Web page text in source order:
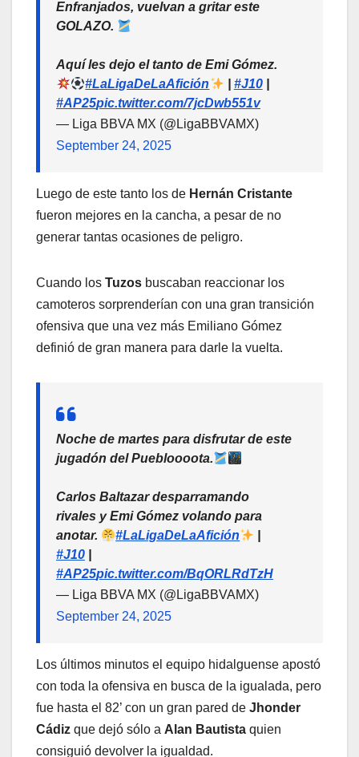
Enfranjados, vuelvan a gritar este
GOLAZO.
Aquí les dejo el tanto de Emi Gómez.
#LaLigaDeLaAfición
#J10|
#AP25pic.twitter.com/7jcDwb551v
— Liga BBVA MX (@LigaBBVAMX)
September 24, 2025
Luego de este tanto los de Hernán Cristante
fueron mejores en la cancha, a pesar de no
generar tantas ocasiones de peligro.
Cuando los Tuzos buscaban reaccionar los
camoteros sorprenderían con una gran transición
ofensiva que una vez más Emiliano Gómez
definió de gran manera para darle la vuelta.
Noche de martes para disfrutar de este
jugadón del Puebloooota.
Carlos Baltazar desparramando
rivales y Emi Gómez volando para
anotar.
#LaLigaDeLaAfición
#J10
#AP25pic.twitter.com/BqORLRdTzH
— Liga BBVA MX (@LigaBBVAMX)
September 24, 2025
Los últimos minutos el equipo hidalguense apostó
con toda la ofensiva en busca de la igualada, pero
fue hasta el 82’ con un gran pared de Jhonder
Cádiz que dejó sólo a Alan Bautista quien
consiguió devolver la igualdad.